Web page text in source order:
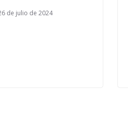
de julio de 2024